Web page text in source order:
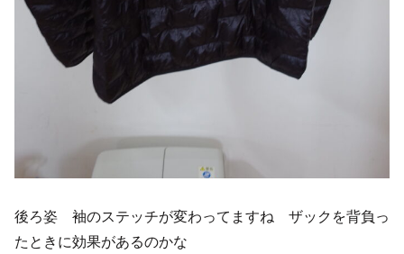
後ろ姿 袖のステッチが変わってますね ザックを背負っ
たときに効果があるのかな